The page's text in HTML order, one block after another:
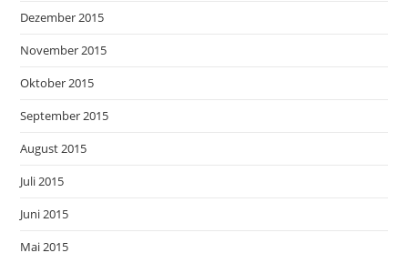
Dezember 2015
November 2015
Oktober 2015
September 2015
August 2015
Juli 2015
Juni 2015
Mai 2015